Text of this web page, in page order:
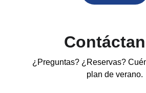
¿Preguntas? ¿Reservas?
plan de verano.